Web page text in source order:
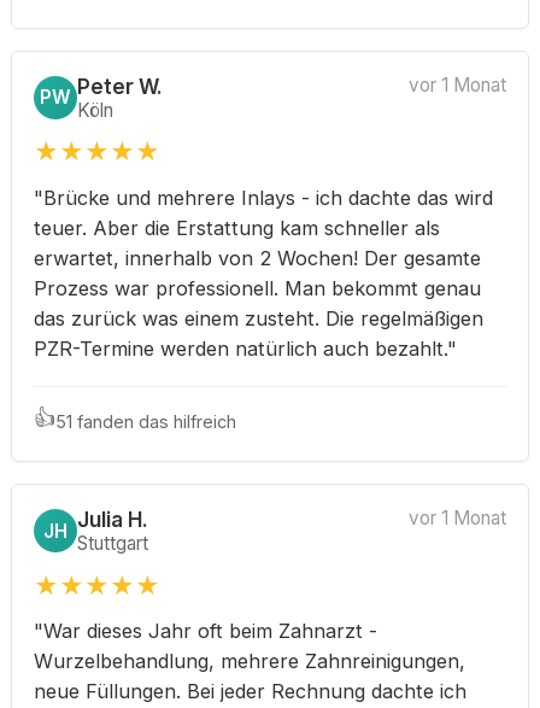
PW Peter W.
Köln
vor 1 Monat
★★★★★
"Brücke und mehrere Inlays - ich dachte das wird
teuer. Aber die Erstattung kam schneller als
erwartet, innerhalb von 2 Wochen! Der gesamte
Prozess war professionell. Man bekommt genau
das zurück was einem zusteht. Die regelmäßigen
PZR-Termine werden natürlich auch bezahlt."
👍51 fanden das hilfreich
JH Julia H.
Stuttgart
vor 1 Monat
★★★★★
"War dieses Jahr oft beim Zahnarzt -
Wurzelbehandlung, mehrere Zahnreinigungen,
neue Füllungen. Bei jeder Rechnung dachte ich